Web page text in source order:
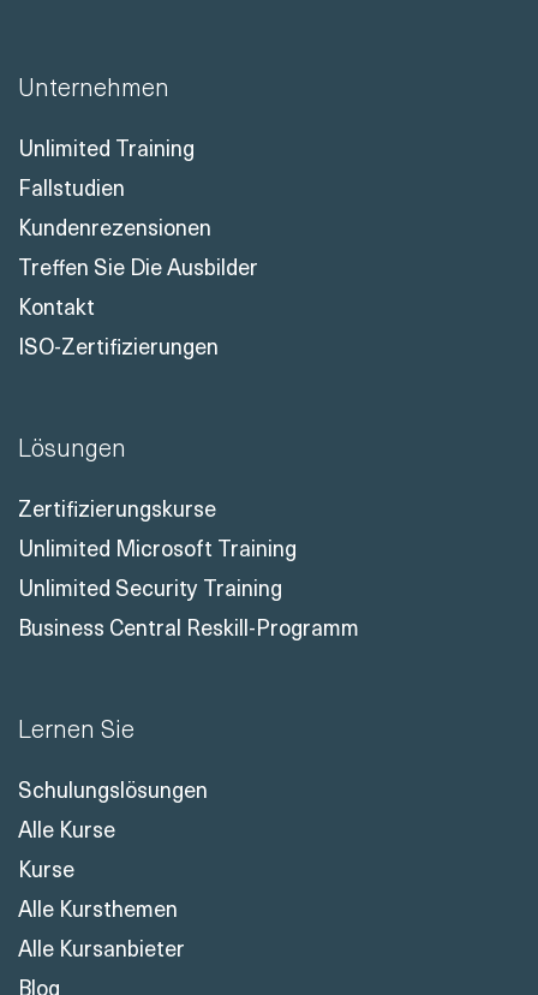
Unternehmen
Unlimited Training
Fallstudien
Kundenrezensionen
Treffen Sie Die Ausbilder
Kontakt
ISO-Zertifizierungen
Lösungen
Zertifizierungskurse
Unlimited Microsoft Training
Unlimited Security Training
Business Central Reskill-Programm
Lernen Sie
Schulungslösungen
Alle Kurse
Kurse
Alle Kursthemen
Alle Kursanbieter
Blog